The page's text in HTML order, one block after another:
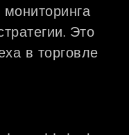
мониторинга
Это
в торговле